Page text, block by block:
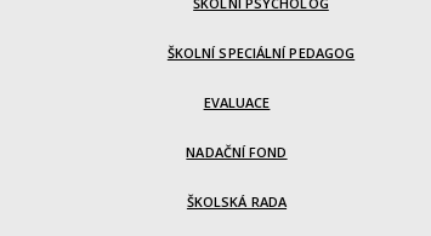
ŠKOLNÍ SPECIÁLNÍ PEDAGOG
EVALUACE
NADAČNÍ FOND
ŠKOLSKÁ RADA